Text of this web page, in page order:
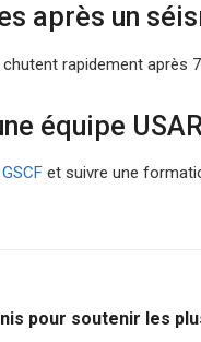
après un
rapidement après
équipe
GSCF et suivre une
pour soutenir les